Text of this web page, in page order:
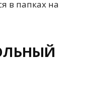
в папках на